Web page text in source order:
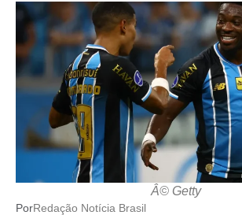
Â© Getty
PorRedação Notícia Brasil